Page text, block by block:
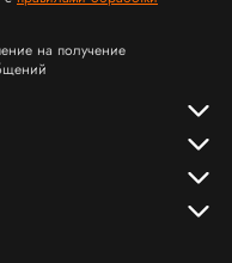
на получение